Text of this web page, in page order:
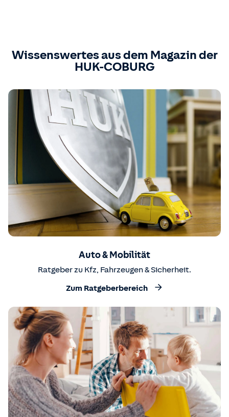
Wissenswertes aus dem Magazin der
HUK-COBURG
Auto & Mobilität
Ratgeber zu Kfz, Fahrzeugen & Sicherheit.
Zum Ratgeberbereich